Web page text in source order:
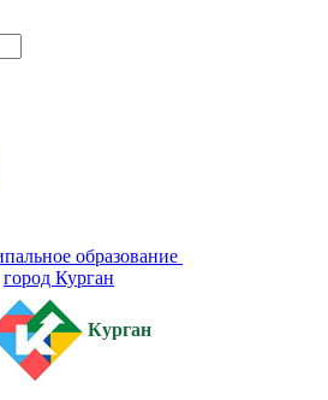
образование
город Курган
Курган